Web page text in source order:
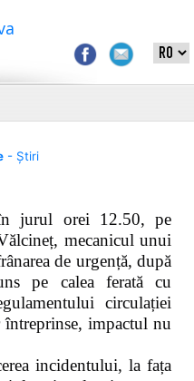
- Știri
jurul orei 12.50, pe
mecanicul unui
de urgență, după
pe calea ferată cu
circulației
impactul nu
incidentului, la fața